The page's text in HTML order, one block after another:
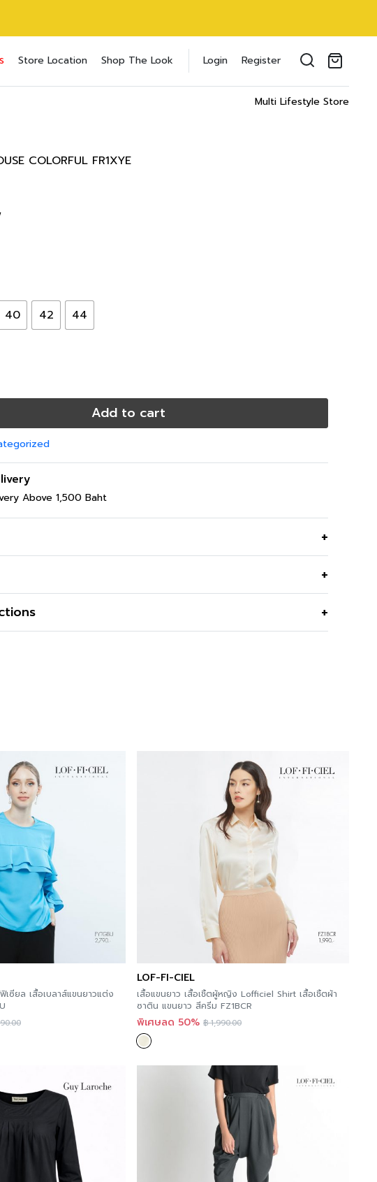
Store Location Shop The Look Login Register
Multi Lifestyle Store
COLORFUL FR1XYE
40 42 44
Add to cart
Above 1,500 Baht
โปร่ง ไม่ตัน
ซียล เสื้อเบลาส์แขนยาวแต่ง
LOF-FI-CIEL
เสื้อแขนยาว เสื้อเชิ้ตผู้หญิง Lofficiel Shirt เสื้อเชิ้ตผ้า
ซาติน แขนยาว สีครีม FZ1BCR
พิเศษลด 50% ฿1,990.00
me
your password?
ช้ข้อมูลส่วนตัวของคุณเพื่อรองรับประสบการณ์การใช้งาน
ซต์, การจัดการบัญชี รวมถึงจุดประสงค์อื่นๆ ตาม